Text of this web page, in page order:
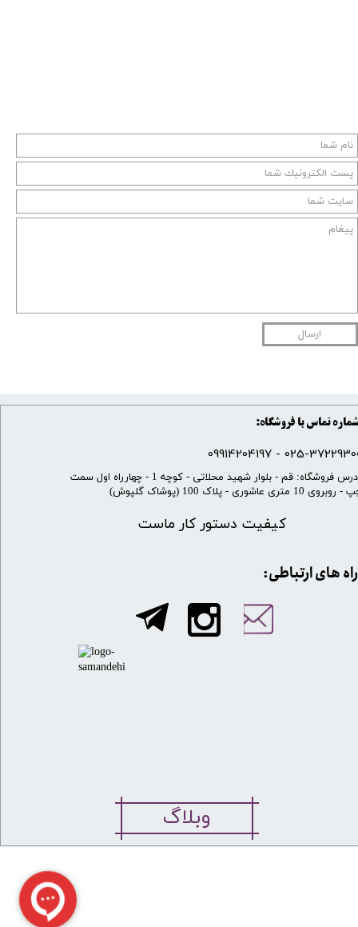
ارسال
شماره تماس با فروشگاه:
025-37229300 -
کیفیت دستور کار ماست
​آدرس فروشگاه: قم - بلوار شهید محلاتی - کوچه 1 - چهارراه اول سمت
10 متری عاشوری - پلاک 100 (پوشاک گلپوش)
​​راه های ارتباطی:
وبلاگ